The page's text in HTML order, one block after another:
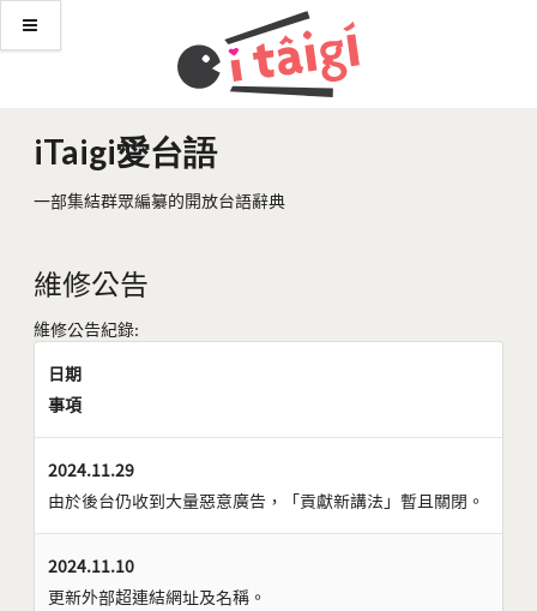
iTaigi愛台語
一部集結群眾編纂的開放台語辭典
維修公告
維修公告紀錄:
日期
事項
2024.11.29
由於後台仍收到大量惡意廣告，「貢獻新講法」暫且關閉。
2024.11.10
更新外部超連結網址及名稱。